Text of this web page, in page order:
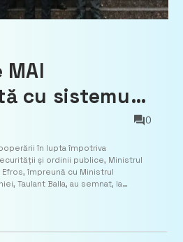
MAI
cu sistemul
din
0
în lupta împotriva
și ordinii publice, Ministrul
împreună cu Ministrul
Taulant Balla, au semnat, la
Aco...